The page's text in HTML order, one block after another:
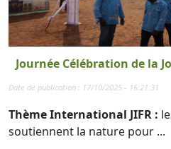
Journée Célébration de la
Date de publication : 17/10/2025 - 16:21:31
Thème International JIFR :
soutiennent la nature pour ...